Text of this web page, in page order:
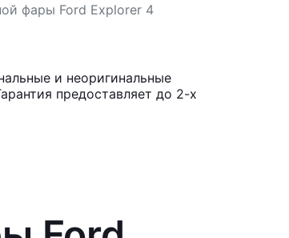
фары Ford Explorer 4
и неоригинальные
предоставляет до 2-х